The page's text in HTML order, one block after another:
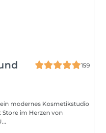
159
modernes Kosmetikstudio
im Herzen von
der neuen Mitte. U...